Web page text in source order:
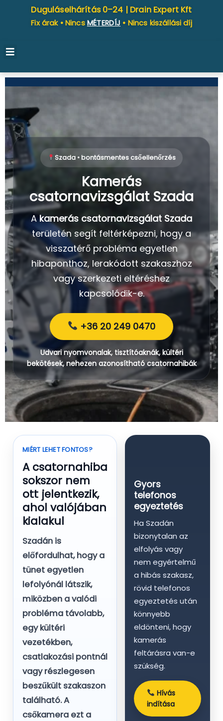
Duguláselhárítás 0–24 | Drain Expert Kft
Fix árak • Nincs MÉTERDÍJ • Nincs kiszállási díj
Szada • bontásmentes csőellenőrzés
Kamerás
csatornavizsgálat Szada
Akamerás csatornavizsgálat Szada
területén segít feltérképezni, hogy a
visszatérő probléma egyetlen
hibaponthoz, lerakódott szakaszhoz
vagy szerkezeti eltéréshez
kapcsolódik-e.
+36 20 249 0470
Udvari nyomvonalak, tisztítóaknák, kültéri
bekötések, nehezen azonosítható csatornahibák
MIÉRT LEHET FONTOS?
A csatornahiba
sokszor nem
ott jelentkezik,
ahol valójában
kialakul
Szadán is
előfordulhat, hogy a
tünet egyetlen
lefolyónál látszik,
miközben a valódi
probléma távolabb,
egy kültéri
vezetékben,
csatlakozási pontnál
vagy részlegesen
beszűkült szakaszon
található. A
csőkamera ezt a
Gyors
telefonos
egyeztetés
Ha Szadán
bizonytalan az
elfolyás vagy
nem egyértelmű
a hibás szakasz,
rövid telefonos
egyeztetés után
könnyebb
eldönteni, hogy
kamerás
feltárásra van-e
szükség.
Hívás
indítása